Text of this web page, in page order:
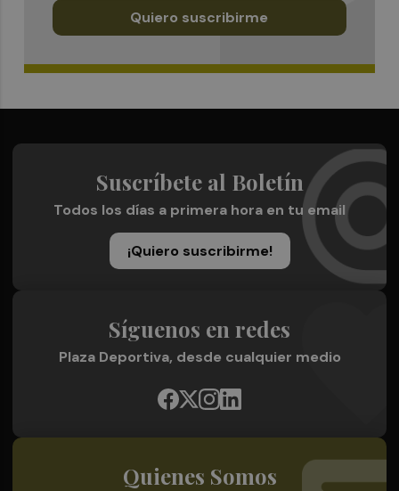
Quiero suscribirme
Suscríbete al Boletín
Todos los días a primera hora en tu email
¡Quiero suscribirme!
Síguenos en redes
Plaza Deportiva, desde cualquier medio
Quienes Somos